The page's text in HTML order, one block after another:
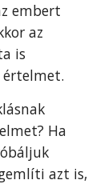
embert
az
is
értelmet.
Ha
azt is,